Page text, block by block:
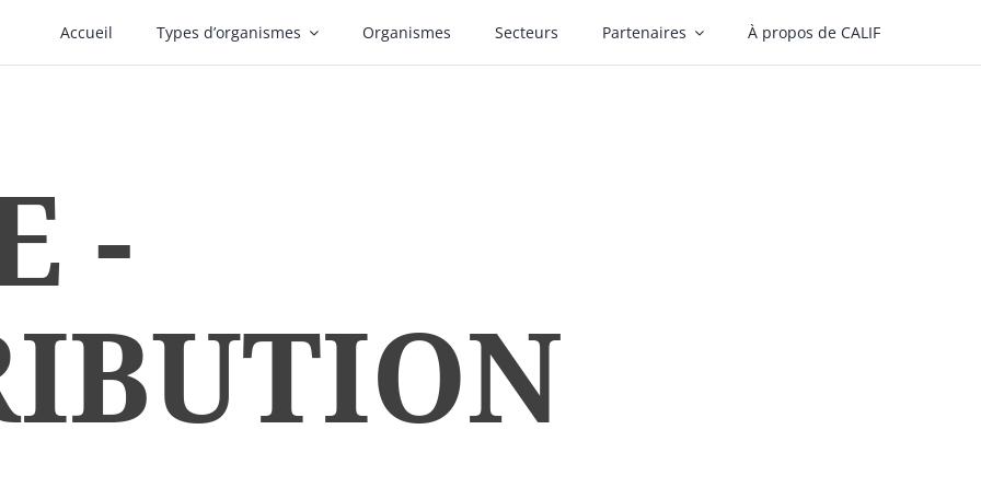
Accueil Types d’organismes Organismes Secteurs Partenaires À propos de CALIF